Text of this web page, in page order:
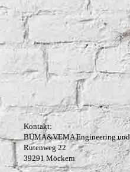
Kontakt:
BÜMA&VEMA Engineering
Rutenweg 22
39291 Möckern